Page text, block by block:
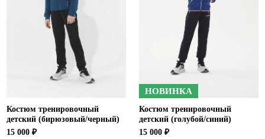
Костюм тренировочный
детский (бирюзовый/черный)
15 000 ₽
НОВИНКА
Костюм тренировочный
детский (голубой/синий)
15 000 ₽